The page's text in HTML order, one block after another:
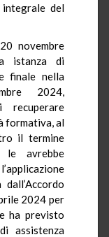
del
novembre
istanza di
finale nella
2024,
formativa, al
il termine
le avrebbe
2024 per
ha previsto
assistenza